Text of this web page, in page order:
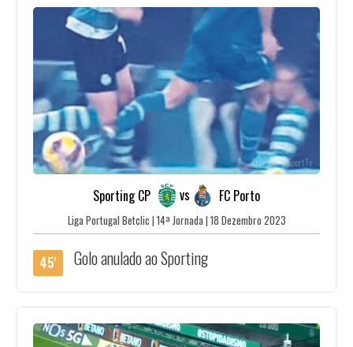
Créditos | SportTv
Sporting CP vs FC Porto
Liga Portugal Betclic | 14ª Jornada | 18 Dezembro 2023
45' Golo anulado ao Sporting